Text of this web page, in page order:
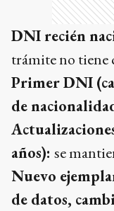
DNI recién
trámite no tiene
Primer DNI
de
años): se
Nuevo
de datos,